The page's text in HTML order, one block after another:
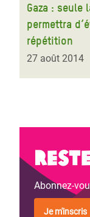
Gaza : seule
permettra
répétition
27 août 2014
Abonnez-
Je m'inscris